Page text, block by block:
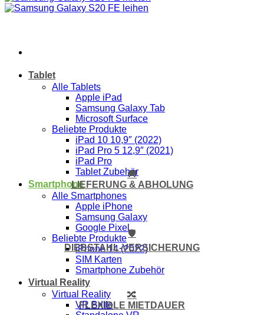
Tablet
Alle Tablets
Apple iPad
Samsung Galaxy Tab
Microsoft Surface
Beliebte Produkte
iPad 10 10,9″ (2022)
iPad Pro 5 12,9″ (2021)
iPad Pro
Tablet Zubehör
Smartphone
Alle Smartphones
Apple iPhone
Samsung Galaxy
Google Pixel
Beliebte Produkte
iPhone 14 (2022)
SIM Karten
Smartphone Zubehör
Virtual Reality
Virtual Reality
VR Brille
🚚
LIEFERUNG & ABHOLUNG
🛡️
DIEBSTAHL-VERSICHERUNG
🔀
FLEXIBLE MIETDAUER